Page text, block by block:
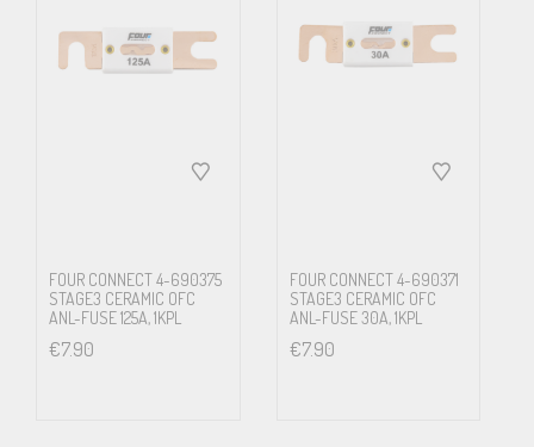
FOUR CONNECT 4-690375
STAGE3 CERAMIC OFC
ANL-FUSE 125A, 1KPL
€7.90
FOUR CONNECT 4-690371
STAGE3 CERAMIC OFC
ANL-FUSE 30A, 1KPL
€7.90